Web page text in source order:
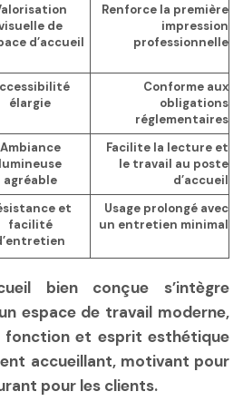
de
d’accueil
Renforce la première
impression
professionnelle
élargie
Conforme aux
obligations
réglementaires
Ambiance
lumineuse
agréable
Facilite la lecture et
le travail au poste
d’accueil
et
facilité
Usage prolongé avec
un entretien minimal
bien conçue s’intègre
espace de travail moderne,
fonction et esprit esthétique
accueillant, motivant pour
pour les clients.